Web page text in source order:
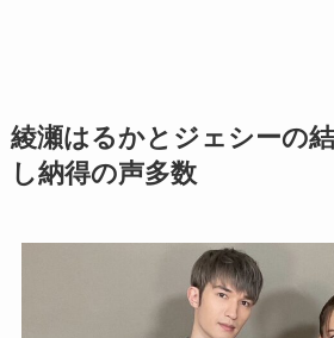
綾瀬はるかとジェシーの
し納得の声多数